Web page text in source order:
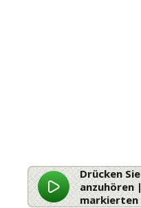
Drücken Sie „Play“, um diesen Inhalt
anzuhören
markierten